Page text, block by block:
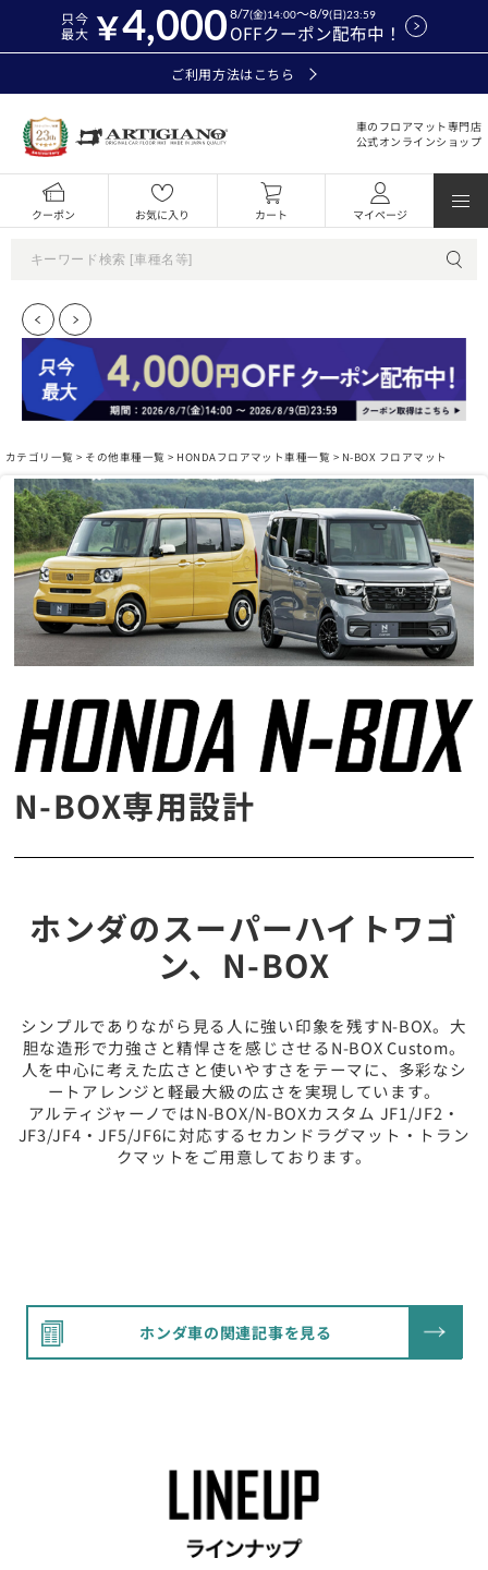
只今
最大
4,000OFFクーポン配布中！
8/7(金)14:00～8/9(日)23:59
ご利用方法はこちら
車のフロアマット専門店
公式オンラインショップ
クーポン お気に入り カート マイページ
カテゴリ一覧 > その他車種一覧 > HONDAフロアマット車種一覧 > N-BOX フロアマット
N-BOX専用設計
ホンダのスーパーハイトワゴ
ン、N-BOX
シンプルでありながら見る人に強い印象を残すN-BOX。大
胆な造形で力強さと精悍さを感じさせるN-BOX Custom。
人を中心に考えた広さと使いやすさをテーマに、多彩なシ
ートアレンジと軽最大級の広さを実現しています。
アルティジャーノではN-BOX/N-BOXカスタム JF1/JF2・
JF3/JF4・JF5/JF6に対応するセカンドラグマット・トラン
クマットをご用意しております。
ホンダ車の関連記事を見る